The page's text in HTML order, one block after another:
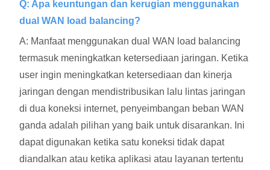
Q: Apa keuntungan dan kerugian menggunakan
dual WAN load balancing?
A: Manfaat menggunakan dual WAN load balancing
termasuk meningkatkan ketersediaan jaringan. Ketika
user ingin meningkatkan ketersediaan dan kinerja
jaringan dengan mendistribusikan lalu lintas jaringan
di dua koneksi internet, penyeimbangan beban WAN
ganda adalah pilihan yang baik untuk disarankan. Ini
dapat digunakan ketika satu koneksi tidak dapat
diandalkan atau ketika aplikasi atau layanan tertentu